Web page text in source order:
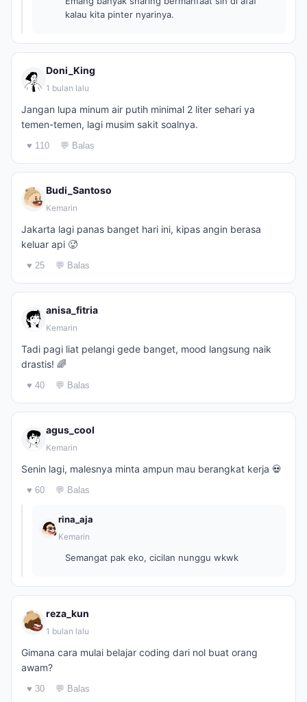
kalau kita pinter nyarinya.
Doni_King
1 bulan lalu
Jangan lupa minum air putih minimal 2 liter sehari ya
temen-temen, lagi musim sakit soalnya.
♥ 110 💬 Balas
Budi_Santoso
Kemarin
Jakarta lagi panas banget hari ini, kipas angin berasa
keluar api 🥵
♥ 25 💬 Balas
anisa_fitria
Kemarin
Tadi pagi liat pelangi gede banget, mood langsung naik
drastis! 🌈
♥ 40 💬 Balas
agus_cool
Kemarin
Senin lagi, malesnya minta ampun mau berangkat kerja 💀
♥ 60 💬 Balas
rina_aja
Kemarin
Semangat pak eko, cicilan nunggu wkwk
reza_kun
1 bulan lalu
Gimana cara mulai belajar coding dari nol buat orang
awam?
♥ 30 💬 Balas